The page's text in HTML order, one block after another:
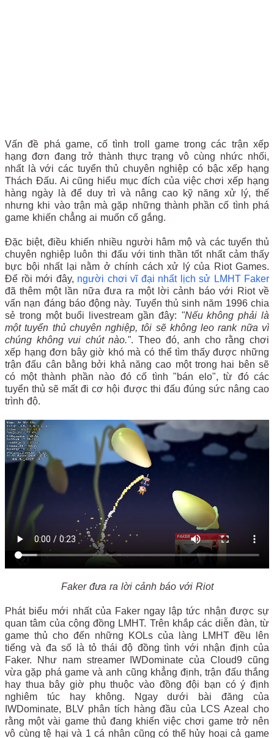
Vấn đề phá game, cố tình troll game trong các trận xếp
hạng đơn đang trở thành thực trạng vô cùng nhức nhối,
nhất là với các tuyển thủ chuyên nghiệp có bậc xếp hạng
Thách Đấu. Ai cũng hiểu mục đích của việc chơi xếp hạng
hàng ngày là để duy trì và nâng cao kỹ năng xử lý, thế
nhưng khi vào trận mà gặp những thành phần cố tình phá
game khiến chẳng ai muốn cố gắng.
Đặc biệt, điều khiến nhiều người hâm mộ và các tuyển thủ
chuyên nghiệp luôn thi đấu với tinh thần tốt nhất cảm thấy
bực bội nhất lại nằm ở chính cách xử lý của Riot Games.
Để rồi mới đây, người chơi vĩ đại nhất lịch sử LMHT Faker
đã thêm một lần nữa đưa ra một lời cảnh báo với Riot về
vấn nạn đáng báo động này. Tuyển thủ sinh năm 1996 chia
sẻ trong một buổi livestream gần đây: "Nếu không phải là
một tuyển thủ chuyên nghiệp, tôi sẽ không leo rank nữa vì
chúng không vui chút nào.". Theo đó, anh cho rằng chơi
xếp hạng đơn bây giờ khó mà có thể tìm thấy được những
trận đấu cân bằng bởi khả năng cao một trong hai bên sẽ
có một thành phần nào đó cố tình "bán elo", từ đó các
tuyển thủ sẽ mất đi cơ hội được thi đấu đúng sức nâng cao
trình độ.
Faker đưa ra lời cảnh báo với Riot
Phát biểu mới nhất của Faker ngay lập tức nhận được sự
quan tâm của cộng đồng LMHT. Trên khắp các diễn đàn, từ
game thủ cho đến những KOLs của làng LMHT đều lên
tiếng và đa số là tỏ thái độ đồng tình với nhận định của
Faker. Như nam streamer IWDominate của Cloud9 cũng
vừa gặp phá game và anh cũng khẳng định, trận đấu thắng
hay thua bây giờ phụ thuộc vào đồng đội bạn có ý định
nghiêm túc hay không. Ngay dưới bài đăng của
IWDominate, BLV phân tích hàng đầu của LCS Azeal cho
rằng một vài game thủ đang khiến việc chơi game trở nên
vô cùng tệ hại và 1 cá nhân cũng có thể hủy hoại cả game